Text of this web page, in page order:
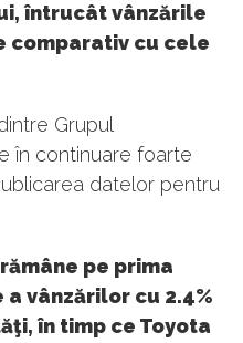
întrucât vânzările
comparativ cu cele
Grupul
în continuare foarte
datelor pentru
pe prima
vânzărilor cu 2.4%
în timp ce Toyota